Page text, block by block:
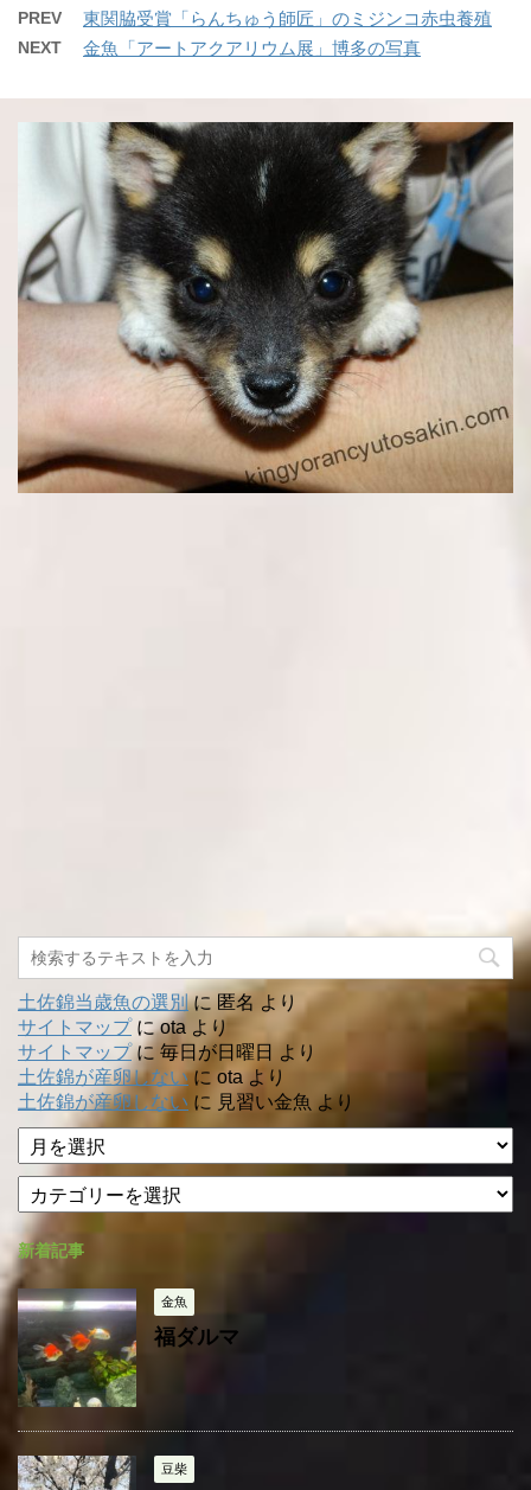
PREV 東関脇受賞「らんちゅう師匠」のミジンコ赤虫養殖
NEXT 金魚「アートアクアリウム展」博多の写真
土佐錦当歳魚の選別に 匿名 より
サイトマップにota より
サイトマップに 毎日が日曜日 より
土佐錦が産卵しないに ota より
土佐錦が産卵しない に 見習い金魚 より
ア
ー
イ
ブ
テ
ゴ
リ
ー
新着記事
金魚
福ダルマ
豆柴